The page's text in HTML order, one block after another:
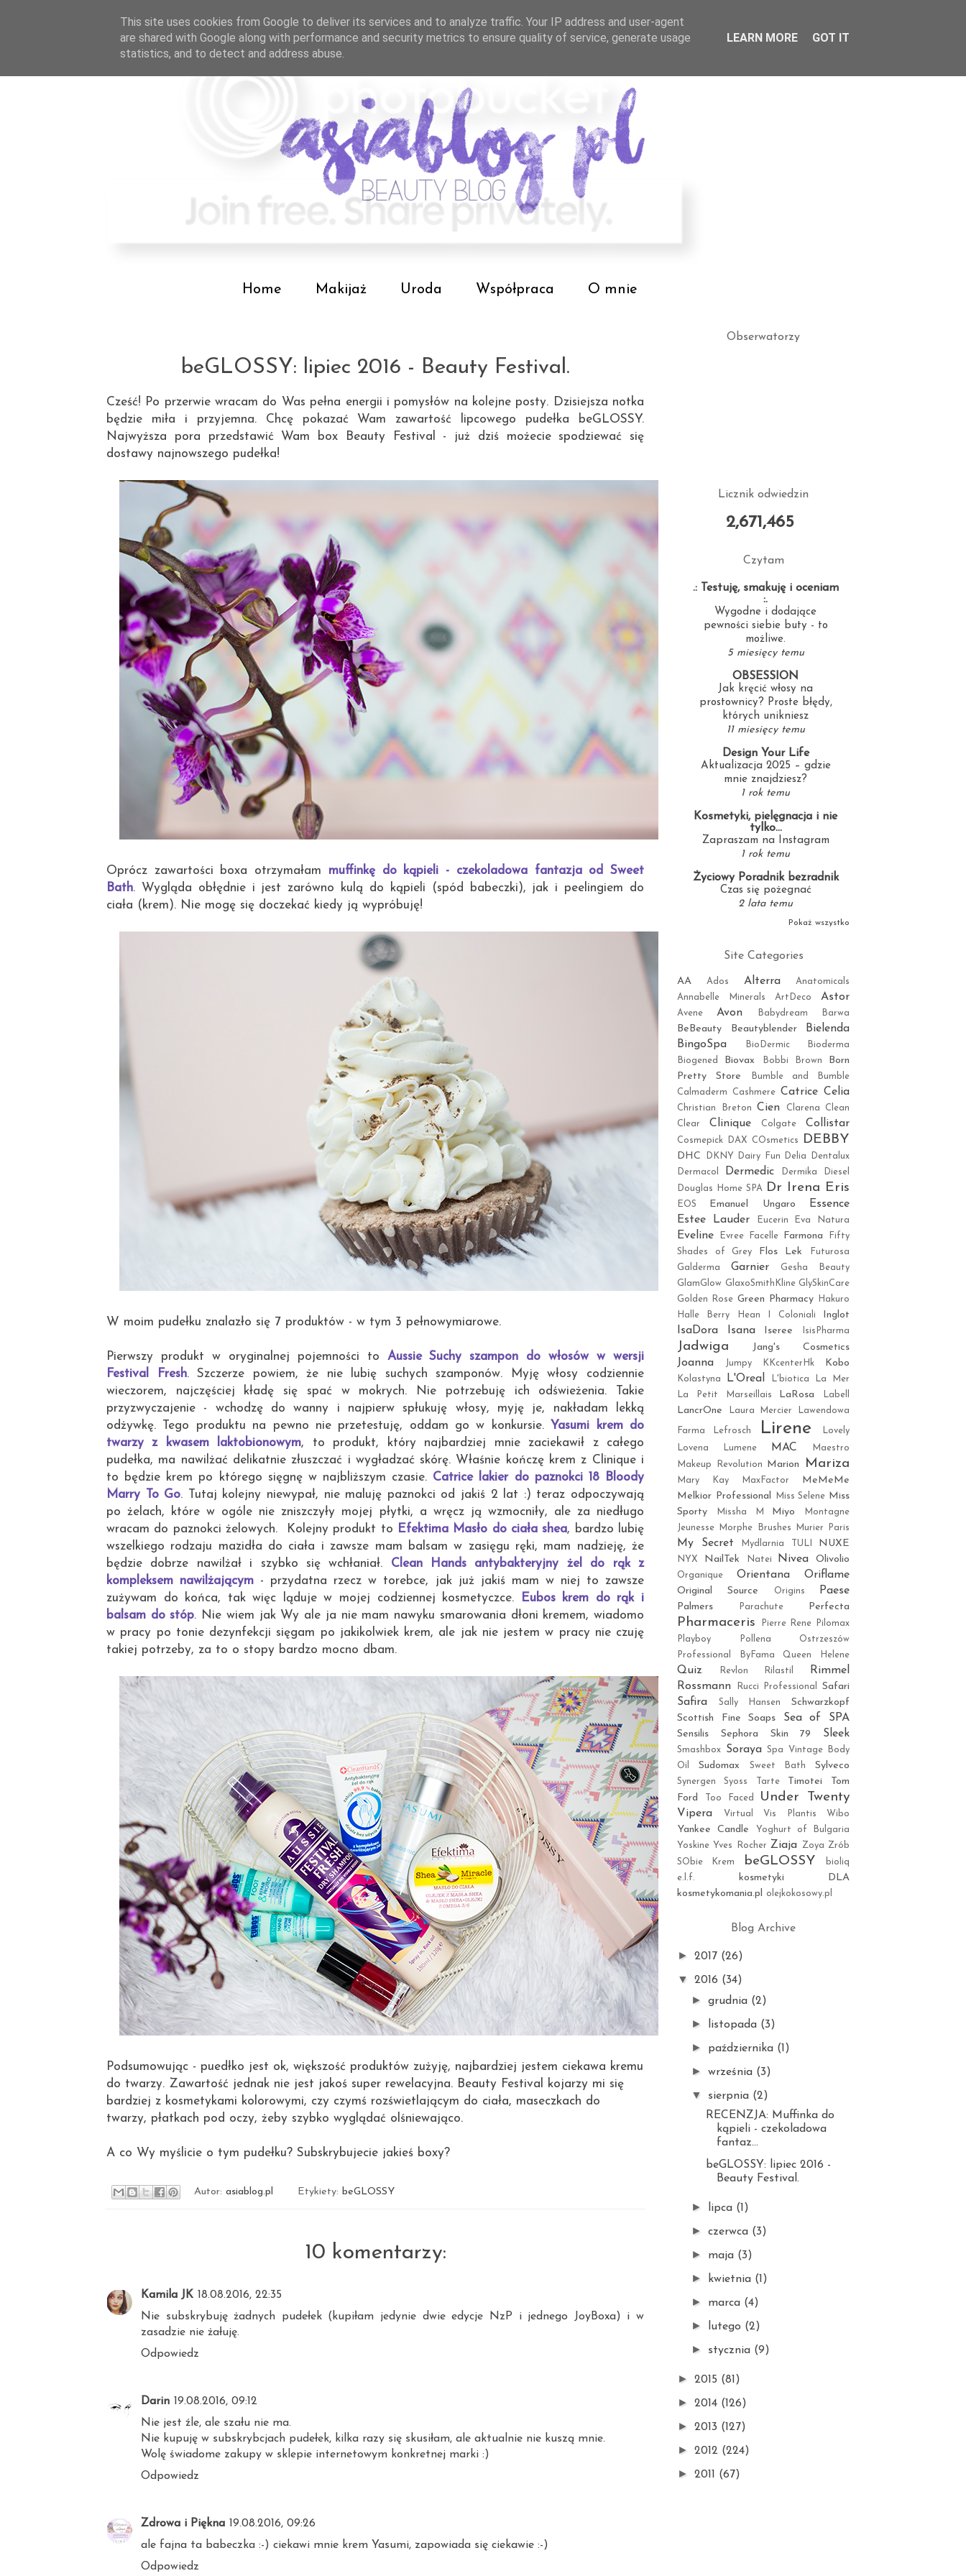
Home Makijaż Uroda Współpraca O mnie
beGLOSSY: lipiec 2016 - Beauty Festival.
Cześć! Po przerwie wracam do Was pełna energii i pomysłów na kolejne posty. Dzisiejsza notka
będzie miła i przyjemna. Chcę pokazać Wam zawartość lipcowego pudełka beGLOSSY.
Najwyższa pora przedstawić Wam box Beauty Festival - już dziś możecie spodziewać się
dostawy najnowszego pudełka!
Oprócz zawartości boxa otrzymałam muffinkę do kąpieli - czekoladowa fantazja od Sweet
Bath. Wygląda obłędnie i jest zarówno kulą do kąpieli (spód babeczki), jak i peelingiem do
ciała (krem). Nie mogę się doczekać kiedy ją wypróbuję!
W moim pudełku znalazło się 7 produktów - w tym 3 pełnowymiarowe.
Pierwszy produkt w oryginalnej pojemności to Aussie Suchy szampon do włosów w wersji
Festival Fresh. Szczerze powiem, że nie lubię suchych szamponów. Myję włosy codziennie
wieczorem, najczęściej kładę się spać w mokrych. Nie potrzebuję ich odświeżenia. Takie
przyzwyczajenie - wchodzę do wanny i najpierw spłukuję włosy, myję je, nakładam lekką
odżywkę. Tego produktu na pewno nie przetestuję, oddam go w konkursie. Yasumi krem do
twarzy z kwasem laktobionowym, to produkt, który najbardziej mnie zaciekawił z całego
pudełka, ma nawilżać delikatnie złuszczać i wygładzać skórę. Właśnie kończę krem z Clinique i
to będzie krem po którego sięgnę w najbliższym czasie. Catrice lakier do paznokci 18 Bloody
Marry To Go. Tutaj kolejny niewypał, nie maluję paznokci od jakiś 2 lat :) teraz odpoczywają
po żelach, które w ogóle nie zniszczyły mojej płytki, a wręcz ją wzmocniły, ale za niedługo
wracam do paznokci żelowych. Kolejny produkt to
Efektima Masło do ciała shea, bardzo lubię
wszelkiego rodzaju mazidła do ciała i zawsze mam balsam w zasięgu ręki, mam nadzieję, że
będzie dobrze nawilżał i szybko się wchłaniał. Clean Hands antybakteryjny żel do rąk z
kompleksem nawilżającym - przydatna rzecz w torebce, jak już jakiś mam w niej to zawsze
zużywam do końca, tak więc ląduje w mojej codziennej kosmetyczce.
Eubos krem do rąk i
balsam do stóp. Nie wiem jak Wy ale ja nie mam nawyku smarowania dłoni kremem, wiadomo
w pracy po tonie dezynfekcji sięgam po jakikolwiek krem, ale jak nie jestem w pracy nie czuję
takiej potrzeby, za to o stopy bardzo mocno dbam.
Podsumowując - puedłko jest ok, większość produktów zużyję, najbardziej jestem ciekawa kremu
do twarzy. Zawartość jednak nie jest jakoś super rewelacyjna. Beauty Festival kojarzy mi się
bardziej z kosmetykami kolorowymi, czy czymś rozświetlającym do ciała, maseczkach do
twarzy, płatkach pod oczy, żeby szybko wyglądać olśniewająco.
A co Wy myślicie o tym pudełku? Subskrybujecie jakieś boxy?
Autor:asiablog.pl Etykiety:beGLOSSY
10 komentarzy:
Kamila JK 18.08.2016, 22:35
Nie subskrybuję żadnych pudełek (kupiłam jedynie dwie edycje NzP i jednego JoyBoxa) i w
zasadzie nie żałuję.
Odpowiedz
Darin 19.08.2016, 09:12
Nie jest źle, ale szału nie ma.
Nie kupuję w subskrybcjach pudełek, kilka razy się skusiłam, ale aktualnie nie kuszą mnie.
Wolę świadome zakupy w sklepie internetowym konkretnej marki :)
Odpowiedz
Zdrowa i Piękna 19.08.2016, 09:26
ale fajna ta babeczka :-) ciekawi mnie krem Yasumi, zapowiada się ciekawie :-)
Odpowiedz
Obserwatorzy
Licznik odwiedzin
2,671,465
Czytam
.: Testuję, smakuję i oceniam
:.
Wygodne i dodające
pewności siebie buty - to
możliwe.
5 miesięcy temu
OBSESSION
Jak kręcić włosy na
prostownicy? Proste błędy,
których unikniesz
11 miesięcy temu
Design Your Life
Aktualizacja 2025 – gdzie
mnie znajdziesz?
1 rok temu
Kosmetyki, pielęgnacja i nie
tylko...
Zapraszam na Instagram
1 rok temu
Życiowy Poradnik bezradnik
Czas się pożegnać
2 lata temu
Pokaż wszystko
Site Categories
AA Ados Alterra
Anatomicals
Annabelle Minerals
ArtDeco Astor
Avene Avon Babydream Barwa
BeBeauty Beautyblender
Bielenda
BingoSpa
BioDermic
Bioderma
Biogened
Biovax Bobbi Brown
Born
Pretty Store
Bumble and Bumble
Calmaderm
Cashmere Catrice Celia
Christian Breton Cien Clarena
Clean
Clear
Clinique Colgate Collistar
Cosmepick DAX COsmetics DEBBY
DHC DKNY Dairy Fun Delia
Dentalux
Dermacol
Dermedic Dermika
Diesel
Douglas Home SPA Dr Irena Eris
EOS Emanuel Ungaro
Essence
Estee Lauder
Eucerin Eva Natura
Eveline Evree Facelle Farmona
Fifty
Shades of Grey
Flos Lek
Futurosa
Galderma
Garnier
Gesha Beauty
GlamGlow GlaxoSmithKline GlySkinCare
Golden Rose Green Pharmacy
Hakuro
Halle Berry
Hean I Coloniali Inglot
IsaDora Isana Iseree IsisPharma
Jadwiga Jang's Cosmetics
Joanna Jumpy KKcenterHk Kobo
Kolastyna L'Oreal L'biotica
La Mer
La Petit Marseillais
LaRosa Labell
LancrOne Laura Mercier Lawendowa
Farma Lefrosch Lirene
Lovely
Lovena
Lumene MAC
Maestro
Makeup Revolution
Marion Mariza
Mary Kay MaxFactor
MeMeMe
Melkior Professional
Miss Selene Miss
Sporty
Missha M Miyo
Montagne
Jeunesse
Morphe Brushes Murier Paris
My Secret Mydlarnia TULI NUXE
NYX NailTek Natei Nivea Olivolio
Organique Orientana Oriflame
Original Source Origins Paese
Palmers Parachute Perfecta
Pharmaceris Pierre Rene
Pilomax
Playboy
Pollena Ostrzeszów
Professional ByFama
Queen Helene
Quiz Revlon Rilastil
Rimmel
Rossmann
Rucci Professional Safari
Safira Sally Hansen
Schwarzkopf
Scottish Fine Soaps
Sea of SPA
Sensilis Sephora Skin 79 Sleek
Smashbox Soraya Spa Vintage Body
Oil
Sudomax Sweet Bath Sylveco
Synergen Syoss Tarte Timotei
Tom
Ford
Too Faced Under Twenty
Vipera Virtual Vis Plantis Wibo
Yankee Candle
Yoghurt of Bulgaria
Yoskine Yves Rocher Ziaja Zoya Zrób
SObie Krem
beGLOSSY
bioliq
e.l.f.
kosmetyki DLA
kosmetykomania.pl olejkokosowy.pl
Blog Archive
► 2017 (26)
▼ 2016 (34)
►grudnia (2)
► listopada (3)
► października (1)
►września (3)
▼ sierpnia (2)
RECENZJA: Muffinka do
kąpieli - czekoladowa
fantaz...
beGLOSSY: lipiec 2016 -
Beauty Festival.
► lipca (1)
►czerwca (3)
► maja (3)
► kwietnia (1)
► marca (4)
► lutego (2)
► stycznia (9)
► 2015 (81)
► 2014 (126)
► 2013 (127)
► 2012 (224)
► 2011 (67)
This site uses cookies from Google to deliver its services and to analyze traffic. Your IP address and user-agent
are shared with Google along with performance and security metrics to ensure quality of service, generate usage
statistics, and to detect and address abuse.
LEARN MORE GOT IT